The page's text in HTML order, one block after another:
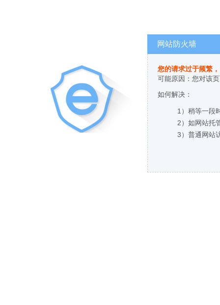
网站防火墙
您的请求过于频繁
可能原因：您对该
如何解决：
1）稍等一段
2）如网站托
3）普通网站